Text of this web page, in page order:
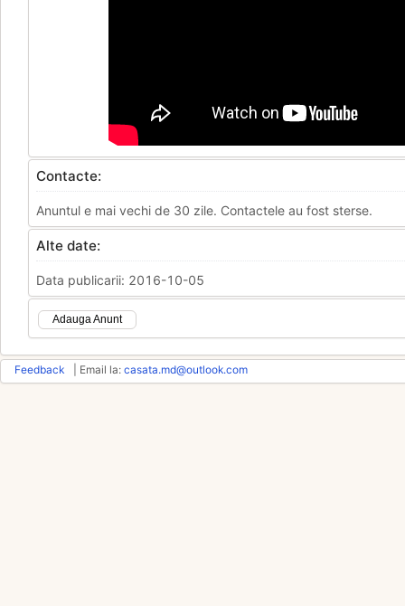
Contacte:
Anuntul e mai vechi de 30 zile. Contactele au fost sterse.
Alte date:
Data publicarii: 2016-10-05
Adauga Anunt
Feedback | Email la: casata.md@outlook.com